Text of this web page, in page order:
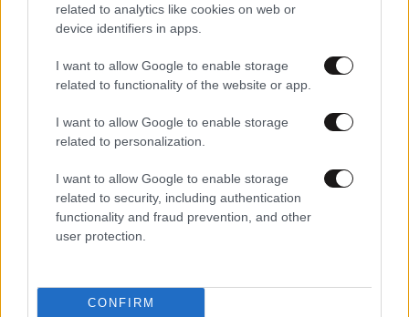
related to analytics like cookies on web or
device identifiers in apps.
I want to allow Google to enable storage
related to functionality of the website or app.
I want to allow Google to enable storage
related to personalization.
I want to allow Google to enable storage
related to security, including authentication
functionality and fraud prevention, and other
user protection.
CONFIRM
κορυφαία στην ιεραρχία των υγιεινών λαχανικών.
Εκτός του ότι είναι καλή πηγή βιταμίνης C, τα
ραπανάκια δεν είναι πλούσια σε θρεπτικά συστατικά,
σε σύγκριση με άλλα λαχανικά. Επιπλέον, είναι
προκαλούν στομαχικά προβλήματα,
συμπεριλαμβανομένων των υπερβολικών αερίων και
του φουσκώματος, σύμφωνα με το Διεθνές Ίδρυμα
για τις Λειτουργικές Γαστρεντερικές Διαταραχές.
Λειτουργούν επίσης ως διουρητικά, πράγμα που
σημαίνει ότι η κατανάλωση μεγάλων ποσοτήτων θα
Μαρούλι iceberg